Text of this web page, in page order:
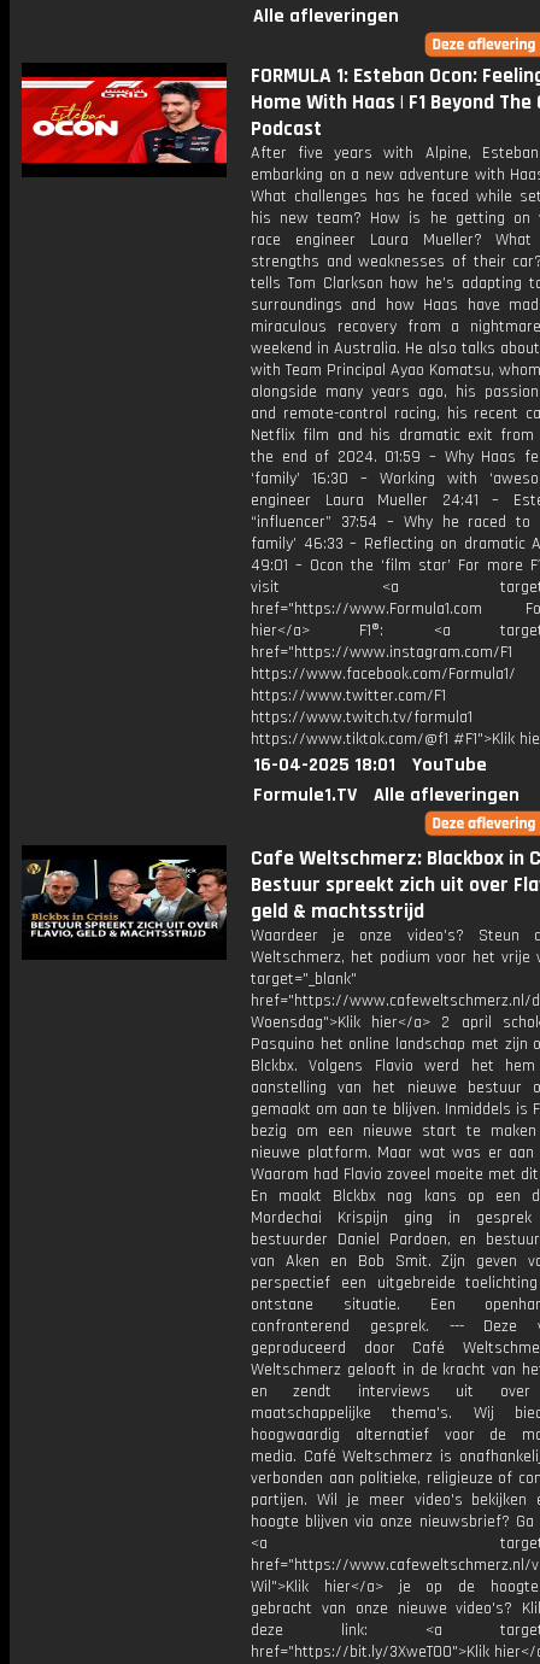
Alle afleveringen
FORMULA 1: Esteban Ocon:
Home With Haas | F1 Beyond The
Podcast
After five years with Alpine,
embarking on a new adventure with
What challenges has he faced while
his new team? How is he getting on
race engineer Laura Mueller?
strengths and weaknesses of their
tells Tom Clarkson how he’s adapting
surroundings and how Haas have
miraculous recovery from a
weekend in Australia. He also talks
with Team Principal Ayao Komatsu,
alongside many years ago, his
and remote-control racing, his recent
Netflix film and his dramatic exit from
the end of 2024. 01:59 – Why Haas
‘family’ 16:30 – Working with
engineer Laura Mueller 24:41 –
“influencer” 37:54 – Why he raced to
family’ 46:33 – Reflecting on dramatic
49:01 – Ocon the ‘film star’ For more
visit <a
href="https://www.Formula1.com
hier</a> F1®: <a
href="https://www.instagram.com/F1
https://www.facebook.com/Formula1/
https://www.twitter.com/F1
https://www.twitch.tv/formula1
https://www.tiktok.com/@f1 #F1">Klik
16-04-2025 18:01
YouTube
Formule1.TV
Alle afleveringen
Cafe Weltschmerz: Blackbox in
Bestuur spreekt zich uit over
geld & machtsstrijd
Waardeer je onze video's? Steun
Weltschmerz, het podium voor het vrije
target="_blank"
href="https://www.cafeweltschmerz.nl/
Woensdag">Klik hier</a> 2 april
Pasquino het online landschap met zijn
Blckbx. Volgens Flavio werd het
aanstelling van het nieuwe bestuur
gemaakt om aan te blijven. Inmiddels is
bezig om een nieuwe start te
nieuwe platform. Maar wat was er aan
Waarom had Flavio zoveel moeite met
En maakt Blckbx nog kans op een
Mordechai Krispijn ging in
bestuurder Daniel Pardoen, en
van Aken en Bob Smit. Zijn geven
perspectief een uitgebreide
ontstane situatie. Een
confronterend gesprek. --- Deze
geproduceerd door Café
Weltschmerz gelooft in de kracht van
en zendt interviews uit over
maatschappelijke thema's. Wij
hoogwaardig alternatief voor de
media. Café Weltschmerz is
verbonden aan politieke, religieuze of
partijen. Wil je meer video's bekijken
hoogte blijven via onze nieuwsbrief? Ga
<a
href="https://www.cafeweltschmerz.nl/
Wil">Klik hier</a> je op de
gebracht van onze nieuwe video's?
deze link: <a
href="https://bit.ly/3XweTO0">Klik hier</